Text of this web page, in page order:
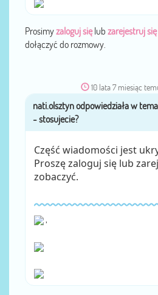
Prosimyzaloguj sięlub zarejestruj
dołączyć do rozmowy.
10 lata 7 miesiąc
przez
Część wiadomości jest
Proszę zaloguj się lub
zobaczyć.
,